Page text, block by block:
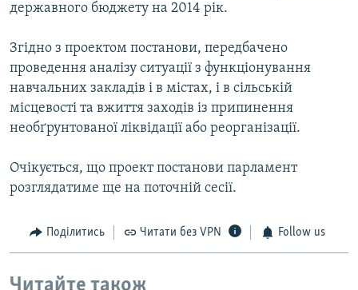
державного бюджету на 2014 рік.
Згідно з проектом постанови, передбачено
проведення аналізу ситуації з функціонування
навчальних закладів і в містах, і в сільській
місцевості та вжиття заходів із припинення
необґрунтованої ліквідації або реорганізації.
Очікується, що проект постанови парламент
розглядатиме ще на поточній сесії.
Поділитись Читати без VPN Follow us
Читайте також